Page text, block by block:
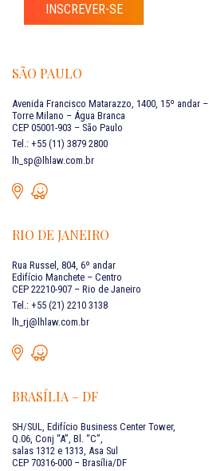
INSCREVER-SE
SÃO PAULO
Avenida Francisco Matarazzo, 1400, 15º andar –
Torre Milano – Água Branca
CEP 05001-903 – São Paulo
Tel.: +55 (11) 3879 2800
lh_sp@lhlaw.com.br
RIO DE JANEIRO
Rua Russel, 804, 6º andar
Edifício Manchete – Centro
CEP 22210-907 – Rio de Janeiro
Tel.: +55 (21) 2210 3138
lh_rj@lhlaw.com.br
BRASÍLIA – DF
SH/SUL, Edifício Business Center Tower,
Q.06, Conj “A”, Bl. “C”,
salas 1312 e 1313, Asa Sul
CEP 70316-000 – Brasília/DF